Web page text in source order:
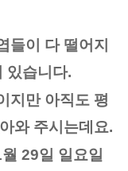
들이 다 떨어지
있습니다.
지만 아직도 평
와 주시는데요.
29일 일요일